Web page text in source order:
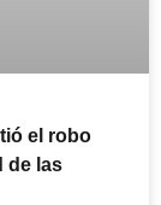
el robo
de las